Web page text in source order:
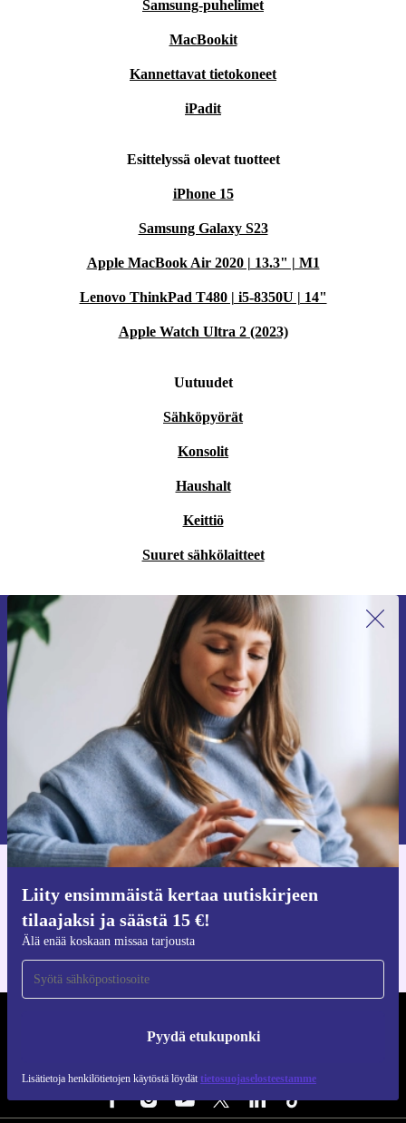
Samsung-puhelimet
MacBookit
Kannettavat tietokoneet
iPadit
Esittelyssä olevat tuotteet
iPhone 15
Samsung Galaxy S23
Apple MacBook Air 2020 | 13.3" | M1
Lenovo ThinkPad T480 | i5-8350U | 14"
Apple Watch Ultra 2 (2023)
Uutuudet
Sähköpyörät
Konsolit
Haushalt
Keittiö
Suuret sähkölaitteet
Liity ensimmäistä kertaa uutiskirjeen
tilaajaksi ja säästä 15 €!
Älä enää koskaan missaa tarjousta
Pyydä etukuponki
Lisätietoja henkilötietojen käytöstä löydät tietosuojaselosteestamme
Liity ensimmäistä kertaa uutiskirjeen
tilaajaksi ja säästä 15 €!
Älä missaa enää yhtäkään tarjousta.
Pyydä etukuponki
Lisätietoja henkilötietojen käytöstä löydättietosuojaselosteestamme.
iOS:lle ja Androidille